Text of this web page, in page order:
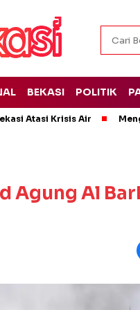
BEKASI POLITIK
Atasi Krisis Air
Agung Al